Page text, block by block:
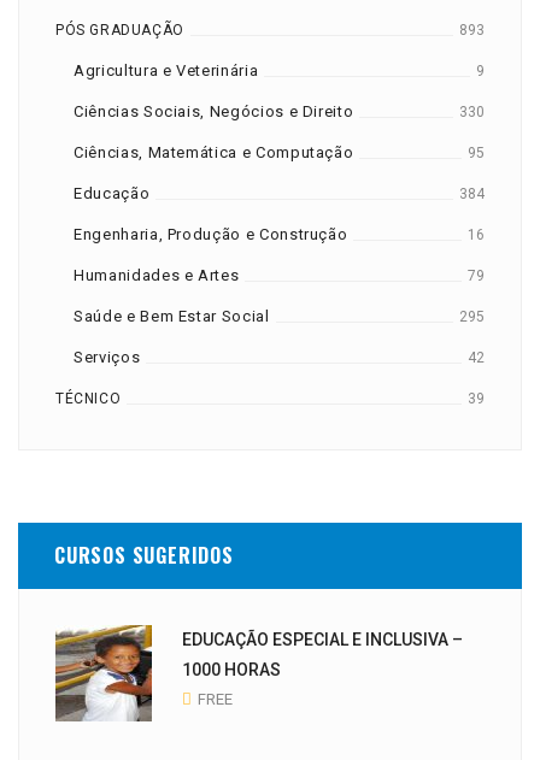
PÓS GRADUAÇÃO 893
Agricultura e Veterinária 9
Ciências Sociais, Negócios e Direito 330
Ciências, Matemática e Computação 95
Educação 384
Engenharia, Produção e Construção 16
Humanidades e Artes 79
Saúde e Bem Estar Social 295
Serviços 42
TÉCNICO 39
CURSOS SUGERIDOS
EDUCAÇÃO ESPECIAL E INCLUSIVA –
1000 HORAS
FREE